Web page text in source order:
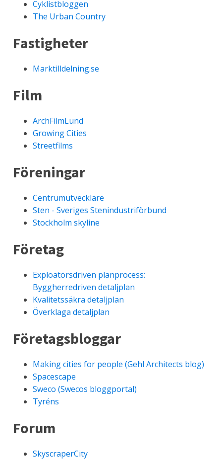
Cyklistbloggen
The Urban Country
Fastigheter
Marktilldelning.se
Film
ArchFilmLund
Growing Cities
Streetfilms
Föreningar
Centrumutvecklare
Sten - Sveriges Stenindustriförbund
Stockholm skyline
Företag
Exploatörsdriven planprocess:
Byggherredriven detaljplan
Kvalitetssäkra detaljplan
Överklaga detaljplan
Företagsbloggar
Making cities for people (Gehl Architects blog)
Spacescape
Sweco (Swecos bloggportal)
Tyréns
Forum
SkyscraperCity